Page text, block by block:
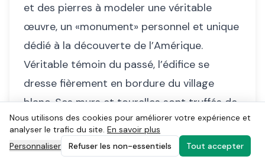
et des pierres à modeler une véritable
œuvre, un «monument» personnel et unique
dédié à la découverte de l’Amérique.
Véritable témoin du passé, l’édifice se
dresse fièrement en bordure du village
blanc. Ses murs et tourelles sont truffés de
détails historiques.
Le Château Colomaresimpressionne ceux
qui poussent ses portes.
Nous utilisons des cookies pour améliorer votre expérience et
analyser le trafic du site. En savoir plus
Personnaliser
Refuser les non-essentiels Tout accepter